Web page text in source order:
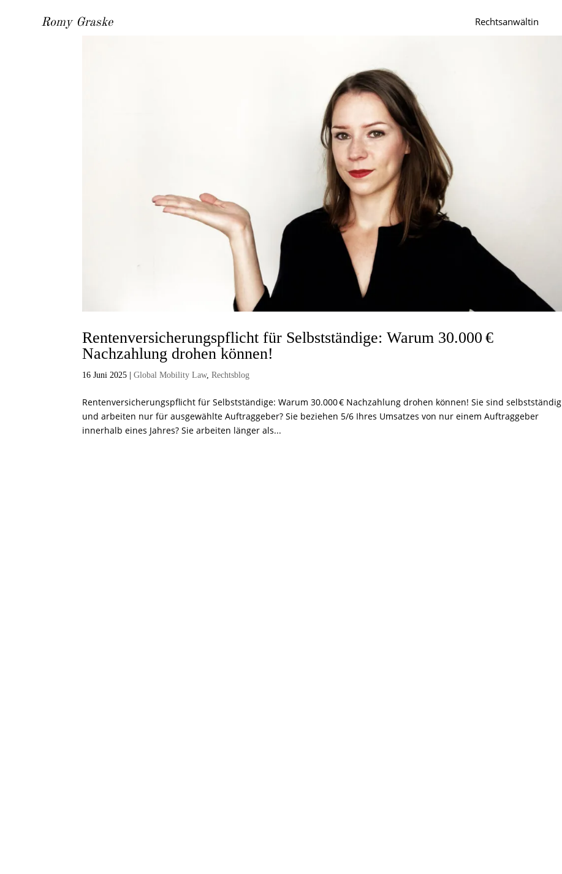
Romy Graske Rechtsanwältin
Rentenversicherungspflicht für Selbstständige: Warum 30.000 €
Nachzahlung drohen können!
16 Juni 2025 |Global Mobility Law,Rechtsblog
Rentenversicherungspflicht für Selbstständige: Warum 30.000 € Nachzahlung drohen können! Sie sind selbstständig
und arbeiten nur für ausgewählte Auftraggeber? Sie beziehen 5/6 Ihres Umsatzes von nur einem Auftraggeber
innerhalb eines Jahres? Sie arbeiten länger als...